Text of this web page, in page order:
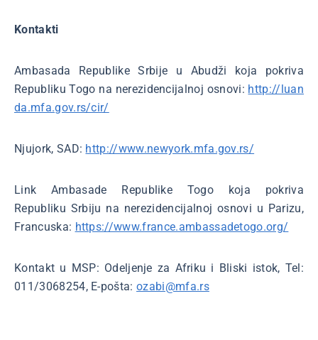
Kontakti
Ambasada Republike Srbije u Abudži koja pokriva
Republiku Togo na nerezidencijalnoj osnovi: http://luan
da.mfa.gov.rs/cir/
Njujork, SAD: http://www.newyork.mfa.gov.rs/
Link Ambasade Republike Togo koja pokriva
Republiku Srbiju na nerezidencijalnoj osnovi u Parizu,
Francuska: https://www.france.ambassadetogo.org/
Kontakt u MSP: Odeljenje za Afriku i Bliski istok, Tel:
011/3068254, E-pošta:ozabi@mfa.rs